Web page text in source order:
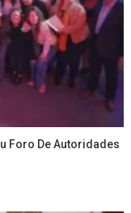
Foro De Autoridades